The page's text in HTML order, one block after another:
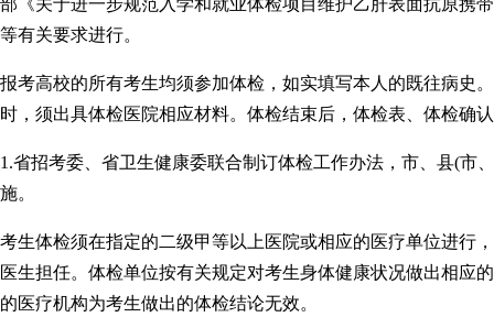
部《关于进一步规范入学和就业体检项目维护乙肝表面抗原携
等有关要求进行。
报考高校的所有考生均须参加体检，如实填写本人的既往病史
时，须出具体检医院相应材料。体检结束后，体检表、体检确
1.省招考委、省卫生健康委联合制订体检工作办法，市、县(市
施。
考生体检须在指定的二级甲等以上医院或相应的医疗单位进行
医生担任。体检单位按有关规定对考生身体健康状况做出相应
的医疗机构为考生做出的体检结论无效。